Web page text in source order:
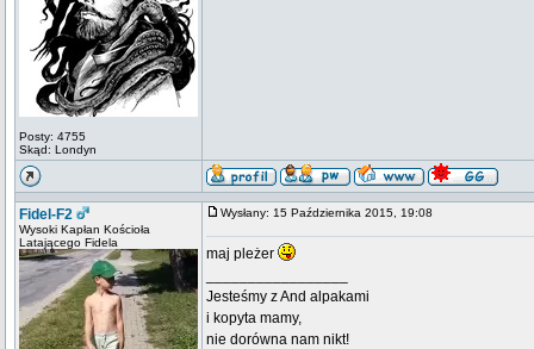
Posty: 4755
Skąd: Londyn
Fidel-F2
Wysoki Kapłan Kościoła
Latającego Fidela
Wysłany: 15 Października 2015, 19:08
maj pleżer
Jesteśmy z And alpakami
i kopyta mamy,
nie dorówna nam nikt!